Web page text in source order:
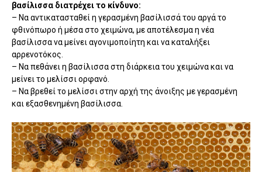
βασίλισσα διατρέχει το κίνδυνο:
– Να αντικατασταθεί η γερασμένη βασίλισσά του αργά το
φθινόπωρο ή μέσα στο χειμώνα, με αποτέλεσμα η νέα
βασίλισσα να μείνει αγονιμοποίητη και να καταλήξει
αρρενοτόκος.
– Να πεθάνει η βασίλισσα στη διάρκεια του χειμώνα και να
μείνει το μελίσσι ορφανό.
– Να βρεθεί το μελίσσι στην αρχή της άνοιξης με γερασμένη
και εξασθενημένη βασίλισσα.